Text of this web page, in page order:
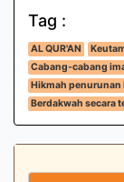
Tag :
AL QUR'AN
Cabang-cabang
Hikmah
Berdakwah secara